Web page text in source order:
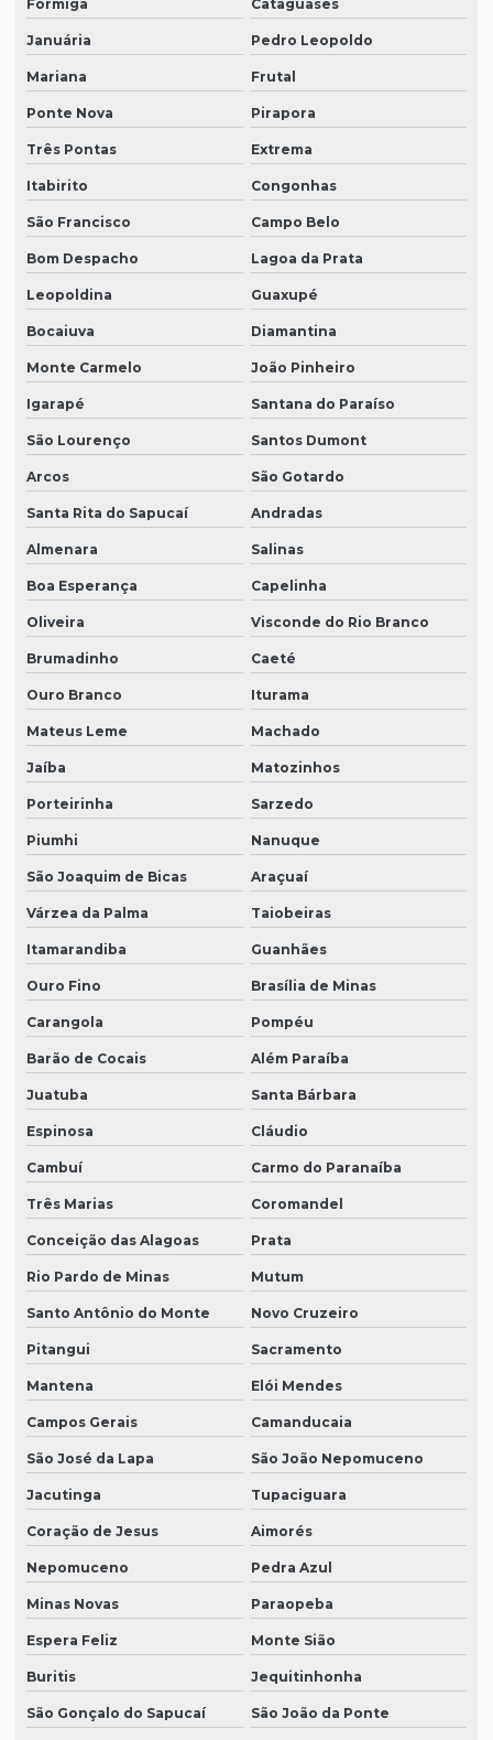
Formiga Cataguases
Januária Pedro Leopoldo
Mariana Frutal
Ponte Nova Pirapora
Três Pontas Extrema
Itabirito Congonhas
São Francisco Campo Belo
Bom Despacho Lagoa da Prata
Leopoldina Guaxupé
Bocaiuva Diamantina
Monte Carmelo João Pinheiro
Igarapé Santana do Paraíso
São Lourenço Santos Dumont
Arcos São Gotardo
Santa Rita do Sapucaí Andradas
Almenara Salinas
Boa Esperança Capelinha
Oliveira Visconde do Rio Branco
Brumadinho Caeté
Ouro Branco Iturama
Mateus Leme Machado
Jaíba Matozinhos
Porteirinha Sarzedo
Piumhi Nanuque
São Joaquim de Bicas Araçuaí
Várzea da Palma Taiobeiras
Itamarandiba Guanhães
Ouro Fino Brasília de Minas
Carangola Pompéu
Barão de Cocais Além Paraíba
Juatuba Santa Bárbara
Espinosa Cláudio
Cambuí Carmo do Paranaíba
Três Marias Coromandel
Conceição das Alagoas Prata
Rio Pardo de Minas Mutum
Santo Antônio do Monte Novo Cruzeiro
Pitangui Sacramento
Mantena Elói Mendes
Campos Gerais Camanducaia
São José da Lapa São João Nepomuceno
Jacutinga Tupaciguara
Coração de Jesus Aimorés
Nepomuceno Pedra Azul
Minas Novas Paraopeba
Espera Feliz Monte Sião
Buritis Jequitinhonha
São Gonçalo do Sapucaí São João da Ponte